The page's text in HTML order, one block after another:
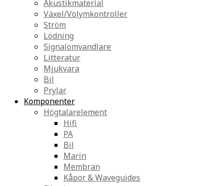
Akustikmaterial
Växel/Volymkontroller
Ström
Lödning
Signalomvandlare
Litteratur
Mjukvara
Bil
Prylar
Komponenter
Högtalarelement
Hifi
PA
Bil
Marin
Membran
Kåpor & Waveguides